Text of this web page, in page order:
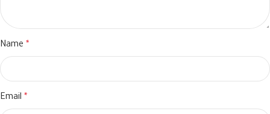
Name *
Email *